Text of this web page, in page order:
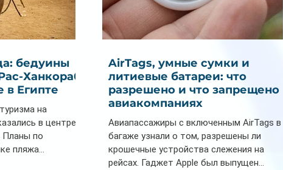
бедуины
Ханкораб
в Египте
на
в центре
Планы по
пляжа...
AirTags, умные сумки и
литиевые батареи: что
разрешено и что запрещено в
авиакомпаниях
Авиапассажиры с включенным AirTags в
багаже узнали о том, разрешены ли
крошечные устройства слежения на
рейсах. Гаджет Apple был выпущен...